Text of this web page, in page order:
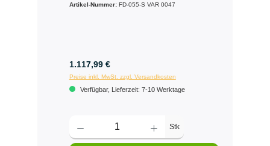
Artikel-Nummer: FD-055-S VAR 0047
1.117,99 €
Preise inkl. MwSt. zzgl. Versandkosten
Verfügbar, Lieferzeit: 7-10 Werktage
Stk